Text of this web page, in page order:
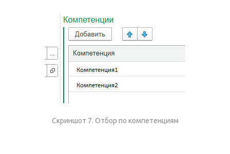
Скриншот 7. Отбор по компетенциям